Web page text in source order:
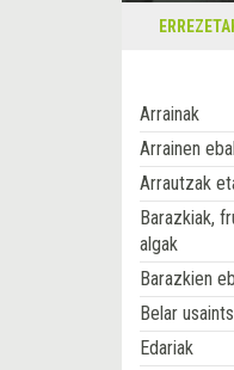
Arrainak
Arrainen
Arrautzak
Barazkiak,
algak
Barazkien
Belar
Edariak